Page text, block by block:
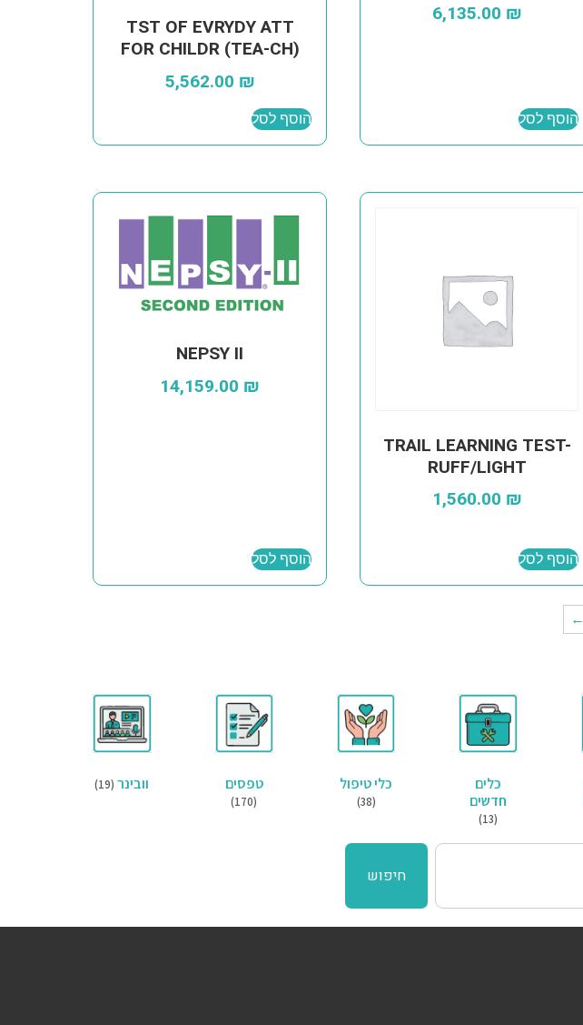
6,135.00 ₪
הוסף לסל
TST OF EVRYDY ATT
FOR CHILDR (TEA-CH)
5,562.00 ₪
הוסף לסל
TRAIL LEARNING TEST-
RUFF/LIGHT
1,560.00 ₪
הוסף לסל
NEPSY II
14,159.00 ₪
הוסף לסל
←
כלים
חדשים
(13)
כלי טיפול
(38)
טפסים
(170)
וובינר (19)
חיפוש